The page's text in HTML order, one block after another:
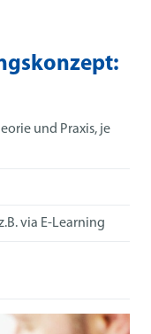
und Praxis, je
via E-Learning